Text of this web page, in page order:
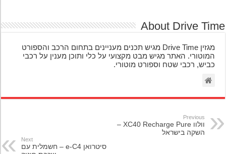
About Drive
מגזין Drive Time מגיש תכנים מעניינים בתחום הרכב והספורט
המוטורי. האתר מגיש מבט מקצועי על כלי ותוכן מענין על רכבי
כביש, רכבי שטח וספורט מוטורי.
Previous
וולוו XC40 Recharge Pure –
השקה בישראל
Next
סיטרואן e-C4 – חשמלית עם